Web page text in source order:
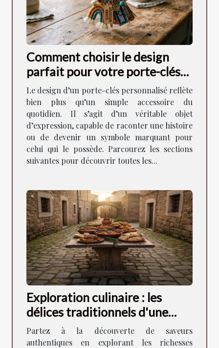
Comment choisir le design
parfait pour votre porte-clés
personnalisé ?
Le design d’un porte-clés personnalisé reflète
bien plus qu’un simple accessoire du
quotidien. Il s’agit d’un véritable objet
d’expression, capable de raconter une histoire
ou de devenir un symbole marquant pour
celui qui le possède. Parcourez les sections
suivantes pour découvrir toutes les...
Exploration culinaire : les
délices traditionnels d'une
ancienne ville
Partez à la découverte de saveurs
authentiques en explorant les richesses